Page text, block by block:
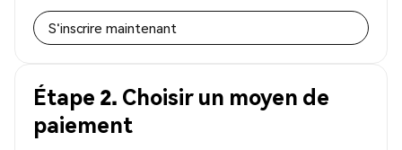
S'inscrire maintenant
Étape 2. Choisir un moyen de
paiement